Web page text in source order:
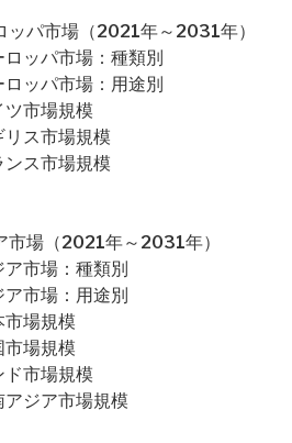
ッパ市場（2021年～2031年）
ッパ市場：種類別
ッパ市場：用途別
ツ市場規模
ス市場規模
ス市場規模
市場（2021年～2031年）
市場：種類別
市場：用途別
市場規模
市場規模
ド市場規模
ジア市場規模